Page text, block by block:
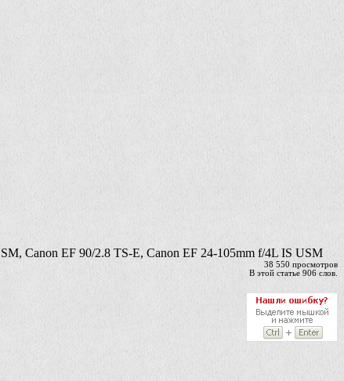
Canon EF 90/2.8 TS-E, Canon EF 24-105mm f/4L IS USM
38 550 просмотров
В этой статье 906 слов.